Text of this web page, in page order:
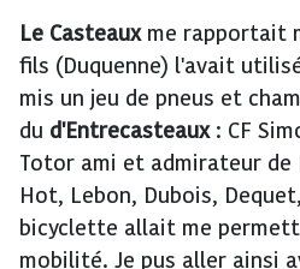
Le Casteauxme rapportait
fils (Duquenne) l'avait
mis un jeu de pneus et
du d'Entrecasteaux: CF
Totor ami et admirateur de
Hot, Lebon, Dubois,
bicyclette allait me
mobilité. Je pus aller ainsi